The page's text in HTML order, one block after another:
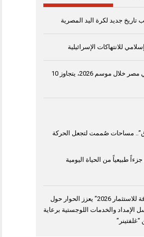
تاريخ جديد لكرة اليد المصرية
للانتهاكات الإسرائيلية
إنتاج القمح في مصر خلال موسم 2026، يتجاوز 10
مساحات صُممت لتجعل الحركة
طبيعياً من الحياة اليومية
“منتدى الشارقة للاستثمار 2026” يعزز الحوار حول
الإمداد والخدمات اللوجستية برعاية
“غلفتينر”